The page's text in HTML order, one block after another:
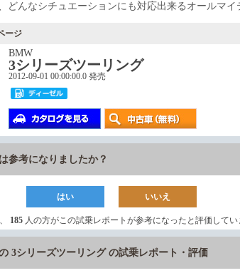
どんなシチュエーションにも対応出来るオールマイ
ージ
BMW
3シリーズツーリング
2012-09-01 00:00:00.0 発売
参考になりましたか？
はい いいえ
185 人の方がこの試乗レポートが参考になったと評価してい
3シリーズツーリング の試乗レポート・評価